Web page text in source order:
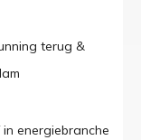
terug &
energiebranche